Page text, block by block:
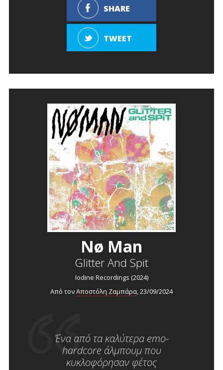
SHARE
TWEET
Nø Man
Glitter And Spit
Iodine Recordings (2024)
Από τονΑποστόλη Ζαμπάρα, 23/09/2024
Ένα από τα καλύτερα emo-
hardcore άλμπουμ που
κυκλοφόρησαν φέτος